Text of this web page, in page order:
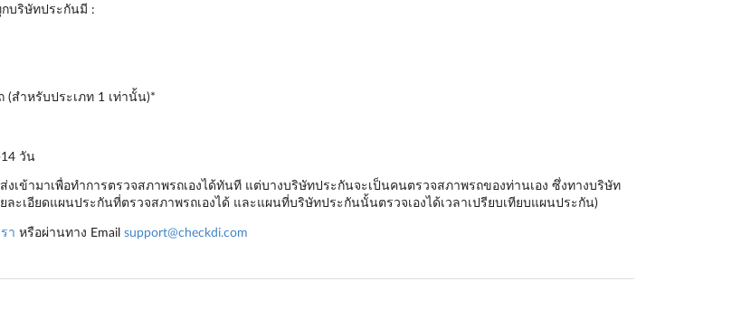
บริษัทประกันมี :
(สำหรับประเภท 1 เท่านั้น)*
วัน
เข้ามาเพื่อทำการตรวจสภาพรถเองได้ทันที แต่บางบริษัทประกันจะเป็นคนตรวจสภาพรถของท่านเอง ซึ่งทางบริษัท
เอียดแผนประกันที่ตรวจสภาพรถเองได้ และแผนที่บริษัทประกันนั้นตรวจเองได้เวลาเปรียบเทียบแผนประกัน)
า หรือผ่านทาง Email support@checkdi.com